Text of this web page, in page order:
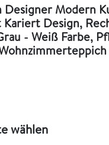
Designer Modern
Design,
- Weiß Farbe,
wählen